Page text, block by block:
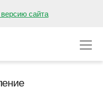
сайта